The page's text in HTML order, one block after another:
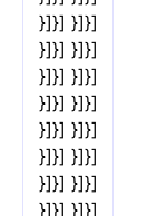
}]}] }]}]
}]}] }]}]
}]}] }]}]
}]}] }]}]
}]}] }]}]
}]}] }]}]
}]}] }]}]
}]}] }]}]